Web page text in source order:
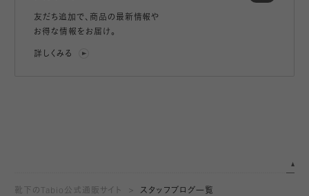
友だち追加で、 商品の最新情報や
お得な情報をお届け。
詳しくみる
靴下のTabio公式通販サイト スタッフブログ一覧